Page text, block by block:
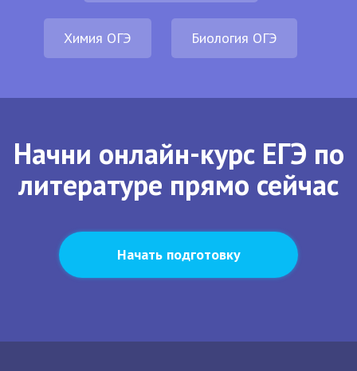
Химия ОГЭ Биология ОГЭ
Начни онлайн-курс ЕГЭ по
литературе прямо сейчас
Начать подготовку